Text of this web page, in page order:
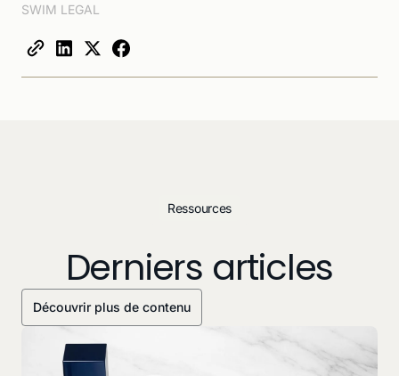
SWIM LEGAL
Ressources
Derniers articles
Découvrir plus de contenu